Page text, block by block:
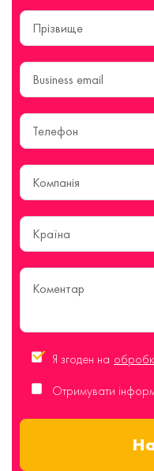
Країна
Я згоден на
Отримувати